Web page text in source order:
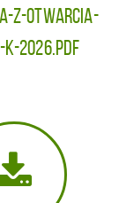
z-otwarcia-
2026.pdf